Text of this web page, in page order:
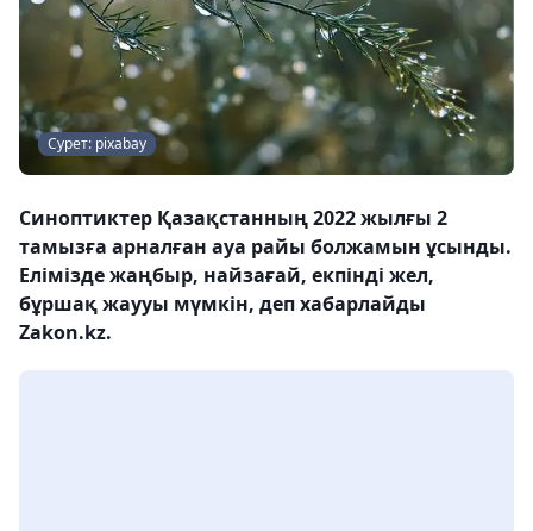
Сурет: pixabay
Синоптиктер Қазақстанның 2022 жылғы 2
тамызға арналған ауа райы болжамын ұсынды.
Елімізде жаңбыр, найзағай, екпінді жел,
бұршақ жаууы мүмкін, деп хабарлайды
Zakon.kz.